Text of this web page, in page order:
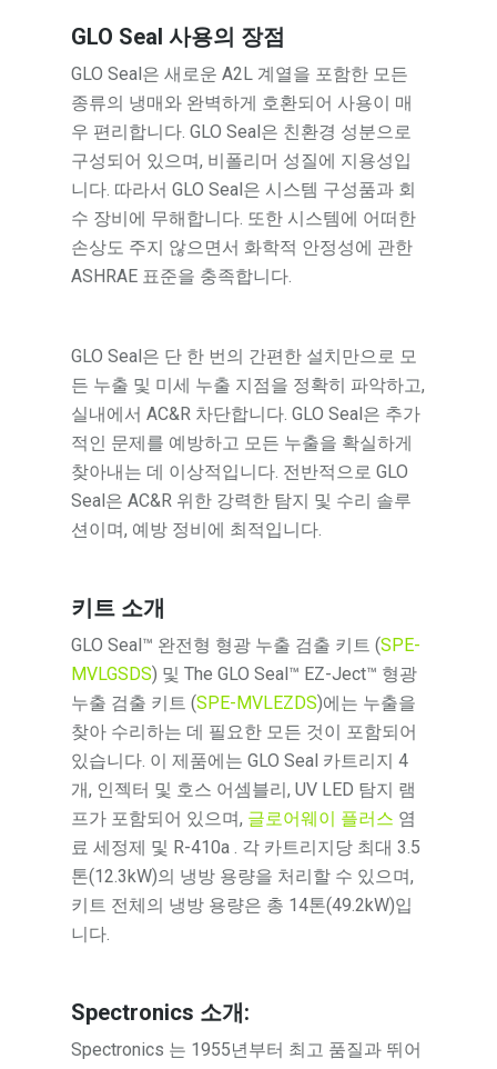
GLO Seal 사용의 장점
GLO Seal은 새로운 A2L 계열을 포함한 모든
종류의 냉매와 완벽하게 호환되어 사용이 매
우 편리합니다. GLO Seal은 친환경 성분으로
구성되어 있으며, 비폴리머 성질에 지용성입
니다. 따라서 GLO Seal은 시스템 구성품과 회
수 장비에 무해합니다. 또한 시스템에 어떠한
손상도 주지 않으면서 화학적 안정성에 관한
ASHRAE 표준을 충족합니다.
GLO Seal은 단 한 번의 간편한 설치만으로 모
든 누출 및 미세 누출 지점을 정확히 파악하고,
실내에서 AC&R 차단합니다. GLO Seal은 추가
적인 문제를 예방하고 모든 누출을 확실하게
찾아내는 데 이상적입니다. 전반적으로 GLO
Seal은 AC&R 위한 강력한 탐지 및 수리 솔루
션이며, 예방 정비에 최적입니다.
키트 소개
GLO Seal™ 완전형 형광 누출 검출 키트 (SPE-
MVLGSDS) 및 The GLO Seal™ EZ-Ject™ 형광
누출 검출 키트 (SPE-MVLEZDS)에는 누출을
찾아 수리하는 데 필요한 모든 것이 포함되어
있습니다. 이 제품에는 GLO Seal 카트리지 4
개, 인젝터 및 호스 어셈블리, UV LED 탐지 램
프가 포함되어 있으며, 글로어웨이 플러스 염
료 세정제 및 R-410a . 각 카트리지당 최대 3.5
톤(12.3kW)의 냉방 용량을 처리할 수 있으며,
키트 전체의 냉방 용량은 총 14톤(49.2kW)입
니다.
Spectronics 소개:
Spectronics 는 1955년부터 최고 품질과 뛰어